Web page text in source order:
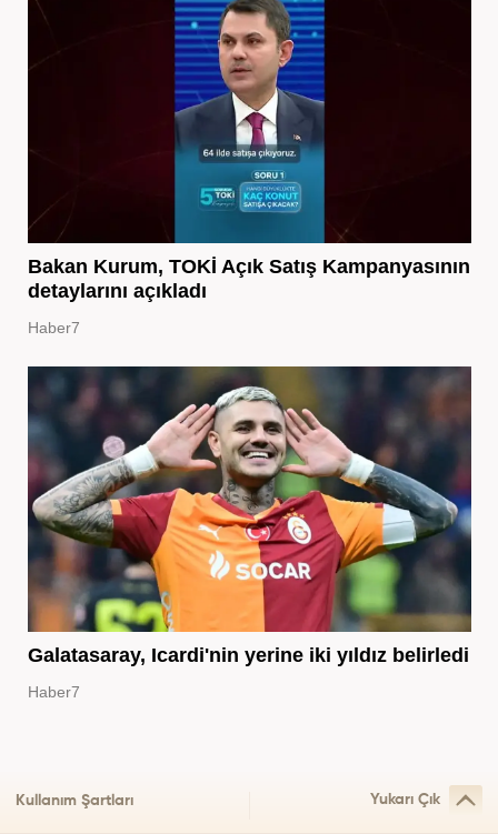
Bakan Kurum, TOKİ Açık Satış Kampanyasının
detaylarını açıkladı
Haber7
Galatasaray, Icardi'nin yerine iki yıldız belirledi
Haber7
Kullanım Şartları Yukarı Çık